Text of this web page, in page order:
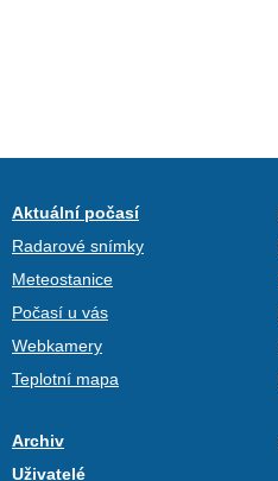
Aktuální počasí
Radarové snímky
Meteostanice
Počasí u vás
Webkamery
Teplotní mapa
Archiv
Uživatelé